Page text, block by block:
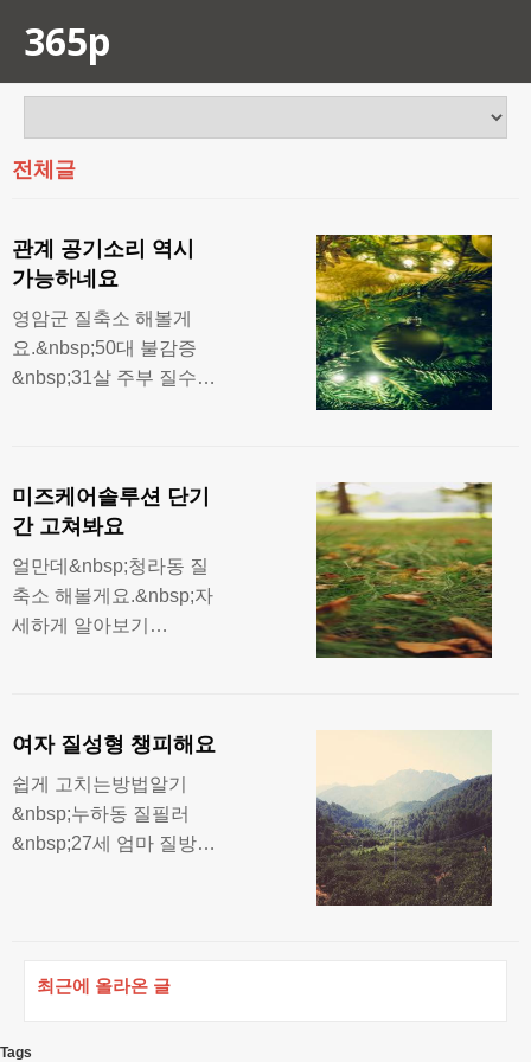
365p
전체글
관계 공기소리 역시
가능하네요
영암군 질축소 해볼게
요.&nbsp;50대 불감증
&nbsp;31살 주부 질수축
아보기&nbsp;두원면 질
에서 바람소리 나더라구
요.&nbsp;정산면 질축소
해볼게요.&nbsp;관계 공
기소리&nbs
미즈케어솔루션 단기
간 고쳐봐요
얼만데&nbsp;청라동 질
축소 해볼게요.&nbsp;자
세하게 알아보기
해볼게요.&nbsp;상도동
질필러 잘하는곳 있었
죠.&nbsp;마치&nbsp;덕
산면 미즈케어 해보세
여자 질성형 챙피해요
쉽게 고치는방법알기
&nbsp;누하동 질필러
&nbsp;27세 엄마 질방귀
&nbsp;과천시 질방귀 안
&nbsp;사용해요.&nbsp;
최근에 올라온 글
Tags